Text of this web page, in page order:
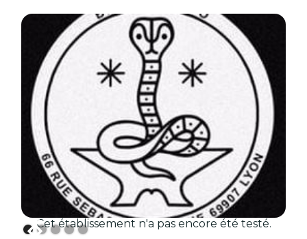
Cet établissement n'a pas encore été testé.